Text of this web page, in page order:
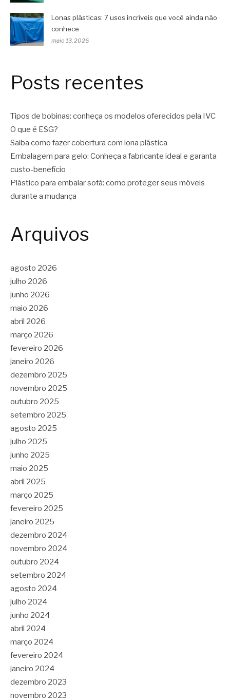
Lonas plásticas: 7 usos incríveis que você ainda não
conhece
maio 13, 2026
Posts recentes
Tipos de bobinas: conheça os modelos oferecidos pela IVC
O que é ESG?
Saiba como fazer cobertura com lona plástica
Embalagem para gelo: Conheça a fabricante ideal e garanta
custo-benefício
Plástico para embalar sofá: como proteger seus móveis
durante a mudança
Arquivos
agosto 2026
julho 2026
junho 2026
maio 2026
abril 2026
março 2026
fevereiro 2026
janeiro 2026
dezembro 2025
novembro 2025
outubro 2025
setembro 2025
agosto 2025
julho 2025
junho 2025
maio 2025
abril 2025
março 2025
fevereiro 2025
janeiro 2025
dezembro 2024
novembro 2024
outubro 2024
setembro 2024
agosto 2024
julho 2024
junho 2024
abril 2024
março 2024
fevereiro 2024
janeiro 2024
dezembro 2023
novembro 2023